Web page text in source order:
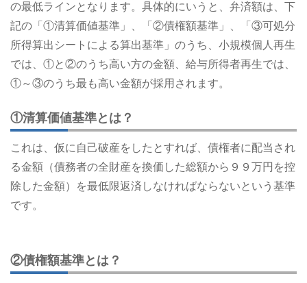
の最低ラインとなります。具体的にいうと、弁済額は、下
記の「①清算価値基準」、「②債権額基準」、「③可処分
所得算出シートによる算出基準」のうち、小規模個人再生
では、①と②のうち高い方の金額、給与所得者再生では、
①～③のうち最も高い金額が採用されます。
①清算価値基準とは？
これは、仮に自己破産をしたとすれば、債権者に配当され
る金額（債務者の全財産を換価した総額から９９万円を控
除した金額）を最低限返済しなければならないという基準
です。
②債権額基準とは？